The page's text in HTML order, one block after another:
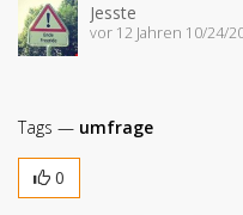
Jesste
vor 12 Jahren 10/24/
Tags — umfrage
0